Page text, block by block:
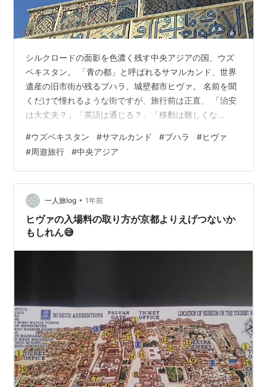
シルクロードの面影を色濃く残す中央アジアの国、ウズ
ベキスタン。 「青の都」と呼ばれるサマルカンド、世界
遺産の旧市街が残るブハラ、城壁都市ヒヴァ。 名前を聞
くだけで憧れるような街ですが、旅行前は正直、 「治安
は大丈夫？」「英語は通じる？」「移動は難しくな
ありました。 サマルカンドの青いドーム しかし実際に訪
れてみると、想像以上に旅行しやすく、歴史的建築、美
しいタイル装飾、ローカルグルメ、人との交流など、す
べてが印象に残る旅になりました。 今回は友人と2人
で、ウズベキスタン＋隣国タジキスタンを9日間で周遊。
この記事では、実際に巡ったルート、都市…
#ウズベキスタン #サマルカンド #ブハラ #ヒヴァ
#周遊旅行 #中央アジア
一人旅log • 1年前
ヒヴァの入場料の取り方が京都よりえげつないか
もしれん😅